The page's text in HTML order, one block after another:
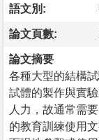
語文別:
論文頁數:
論文摘要
各種大型的結構
試體的製作與實
人力，故通常需
的教育訓練使用